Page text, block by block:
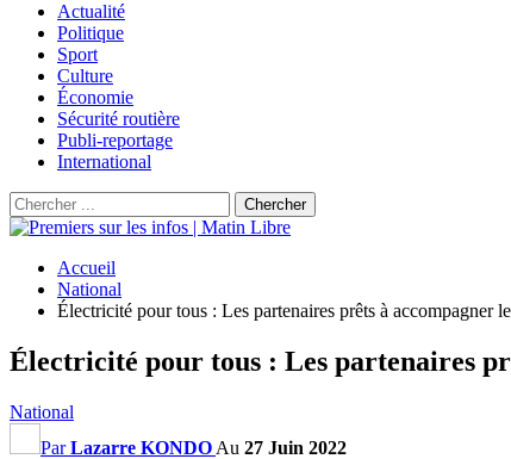
Actualité
Politique
Sport
Culture
Économie
Sécurité routière
Publi-reportage
International
Accueil
National
Électricité pour tous : Les partenaires prêts à accompagner
Électricité pour tous : Les partenaires
National
ParLazarre KONDO Au 27 Juin 2022